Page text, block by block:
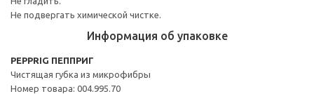
Не подвергать химической чистке.
Информация об упаковке
PEPPRIG ПЕППРИГ
Чистящая губка из микрофибры
Номер товара: 004.995.70